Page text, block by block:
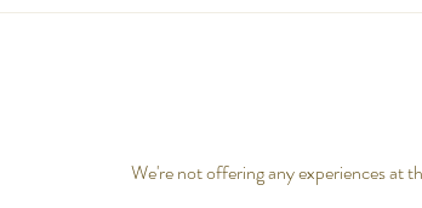
We're not offering any experiences at